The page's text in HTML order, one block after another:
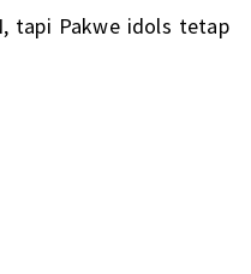
tapi Pakwe idols tetap